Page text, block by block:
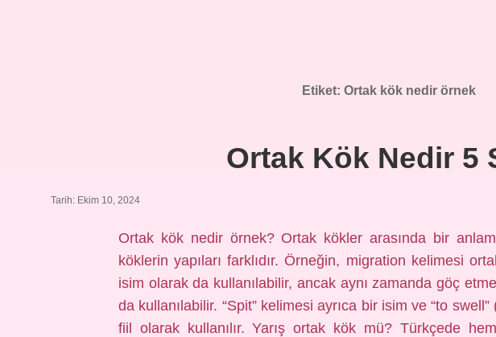
Etiket: Ortak kök nedir örnek
Ortak Kök Nedir 5
Tarih: Ekim 10, 2024
Ortak kök nedir örnek? Ortak kökler arasında bir anlam
köklerin yapıları farklıdır. Örneğin, migration kelimesi
isim olarak da kullanılabilir, ancak aynı zamanda göç
da kullanılabilir. “Spit” kelimesi ayrıca bir isim ve “to
fiil olarak kullanılır. Yarış ortak kök mü? Türkçede